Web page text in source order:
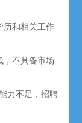
历和相关工作
，不具备市场
力不足，招聘